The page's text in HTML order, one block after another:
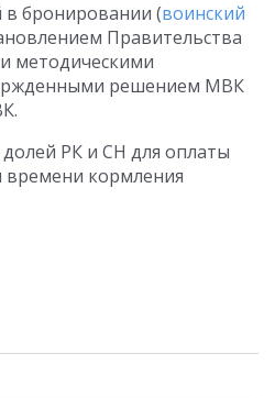
в бронировании (воинский
Правительства
методическими
решением МВК
РК и СН для оплаты
времени кормления